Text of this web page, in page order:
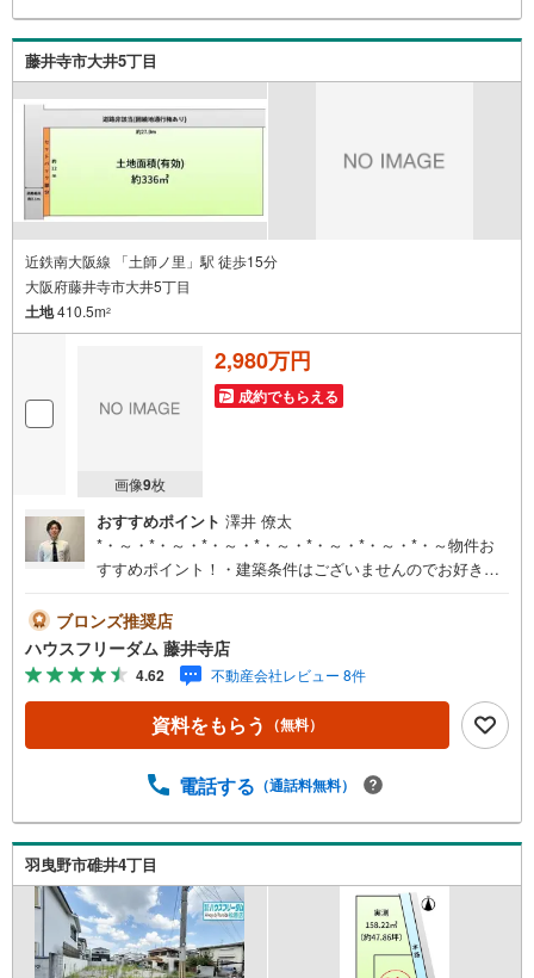
【東証スタンダード上場企業】です。不動産購入や住宅ロ
ーンについては、ハウスフリーダムにお任せ下さい。（ご
来店の際は、店舗に駐車場を完備しております！）
藤井寺市大井5丁目
近鉄南大阪線 「土師ノ里」駅 徒歩15分
大阪府藤井寺市大井5丁目
土地410.5m2
画像9枚
2,980万円
成約でもらえる
おすすめポイント 澤井 僚太
*・～・*・～・*・～・*・～・*・～・*・～・*・～物件お
すすめポイント！・建築条件はございませんのでお好きな
だわりの夢のマイホームを叶えて下さい・近鉄南大阪線
「土師ノ里」駅徒歩15分で通勤、通学に便利です！・スー
パーやコンビニ、薬局が徒歩10分圏内にあり、たいへん便
利な立地です！・閑静な住宅街でのびのびと子育てをした
い家族にピッタリです！----*----*----*----*----*----*----*----*---- 上
場企業ならではの金融機関との提携「住宅ローンを借りれ
探しの方」‥等住宅ローンについてもお気軽にご相談くだ
ハウスフリーダムは【東証スタンダード上場企業】です。
不動産購入や住宅ローンについては、ハウスフリーダムに
お任せ下さい。（ご来店の際は、店舗に駐車場を完備して
おります！）
ブロンズ推奨店
ハウスフリーダム 藤井寺店
4.62 不動産会社レビュー 8件
資料をもらう （無料）
電話する （通話料無料）
羽曳野市碓井4丁目